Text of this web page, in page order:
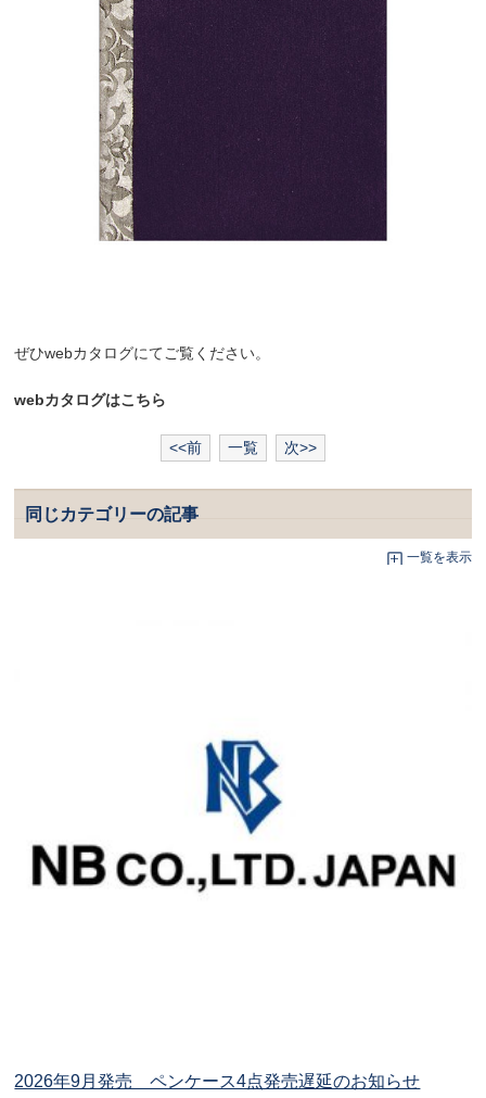
ぜひwebカタログにてご覧ください。
webカタログはこちら
<<前 一覧 次>>
同じカテゴリーの記事
一覧を表示
2026年9月発売 ペンケース4点発売遅延のお知らせ